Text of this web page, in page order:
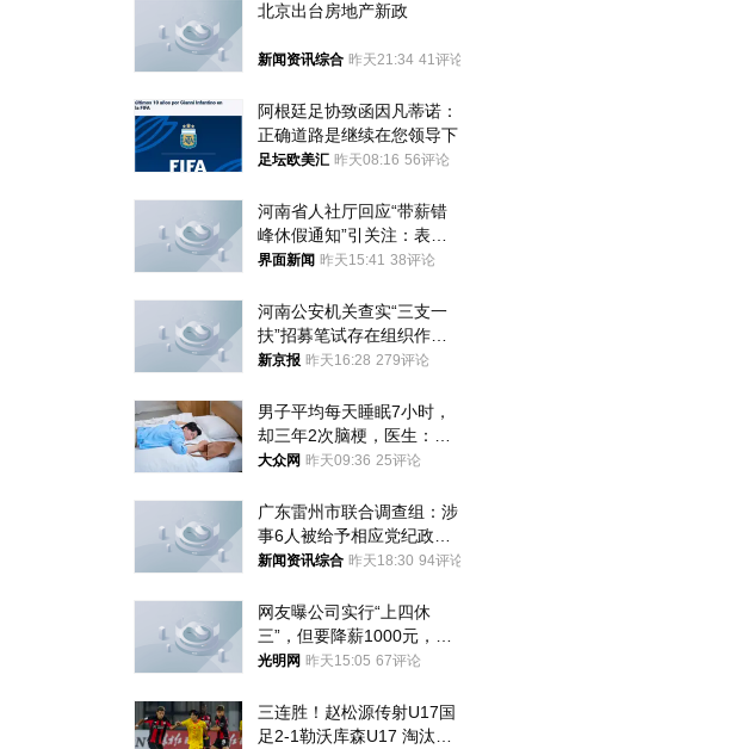
北京出台房地产新政
新闻资讯综合 昨天21:34 41评论
阿根廷足协致函因凡蒂诺：
正确道路是继续在您领导下
足坛欧美汇 昨天08:16 56评论
河南省人社厅回应“带薪错
峰休假通知”引关注：表述
不够准确，待修改后印发
界面新闻 昨天15:41 38评论
河南公安机关查实“三支一
扶”招募笔试存在组织作弊
犯罪行为
新京报 昨天16:28 279评论
男子平均每天睡眠7小时，
却三年2次脑梗，医生：这
样睡觉更伤身
大众网 昨天09:36 25评论
广东雷州市联合调查组：涉
事6人被给予相应党纪政务
处分和组织处理
新闻资讯综合 昨天18:30 94评论
网友曝公司实行“上四休
三”，但要降薪1000元，不
接受只能辞职
光明网 昨天15:05 67评论
三连胜！赵松源传射U17国
足2-1勒沃库森U17 淘汰赛